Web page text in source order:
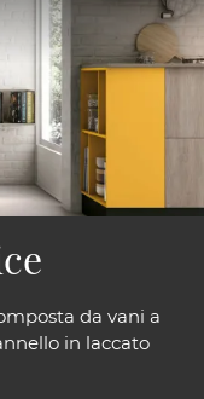
da vani a
in laccato